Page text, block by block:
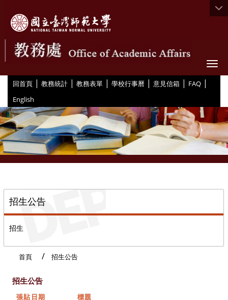
回首頁 | 教務統計 | 教務表單 | 學校行事曆 | 意見信箱 | FAQ |
English
招生公告
招生
首頁 招生公告
招生公告
張貼日期 標題